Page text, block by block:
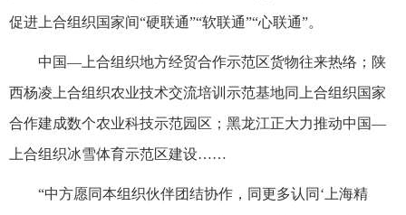
促进上合组织国家间“硬联通”“软联通”“心联通”。
中国—上合组织地方经贸合作示范区货物往来热络；陕
西杨凌上合组织农业技术交流培训示范基地同上合组织国家
合作建成数个农业科技示范园区；黑龙江正大力推动中国—
上合组织冰雪体育示范区建设……
“中方愿同本组织伙伴团结协作，同更多认同‘上海精